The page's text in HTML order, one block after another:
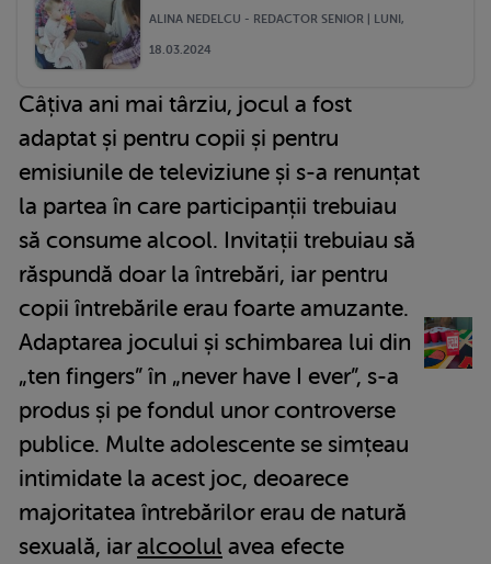
ALINA NEDELCU - REDACTOR SENIOR | LUNI,
18.03.2024
Câțiva ani mai târziu, jocul a fost
adaptat și pentru copii și pentru
emisiunile de televiziune și s-a renunțat
la partea în care participanții trebuiau
să consume alcool. Invitații trebuiau să
răspundă doar la întrebări, iar pentru
copii întrebările erau foarte amuzante.
Adaptarea jocului și schimbarea lui din
„ten fingers” în „never have I ever”, s-a
produs și pe fondul unor controverse
publice. Multe adolescente se simțeau
intimidate la acest joc, deoarece
majoritatea întrebărilor erau de natură
sexuală, iaralcoolul avea efecte